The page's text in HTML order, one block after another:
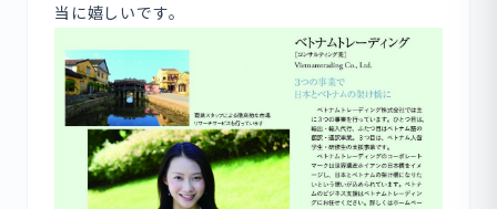
当に嬉しいです。